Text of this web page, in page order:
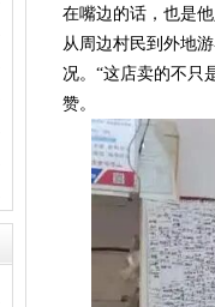
在嘴边的话，也是
从周边村民到外地
况。“这店卖的不只
赞。